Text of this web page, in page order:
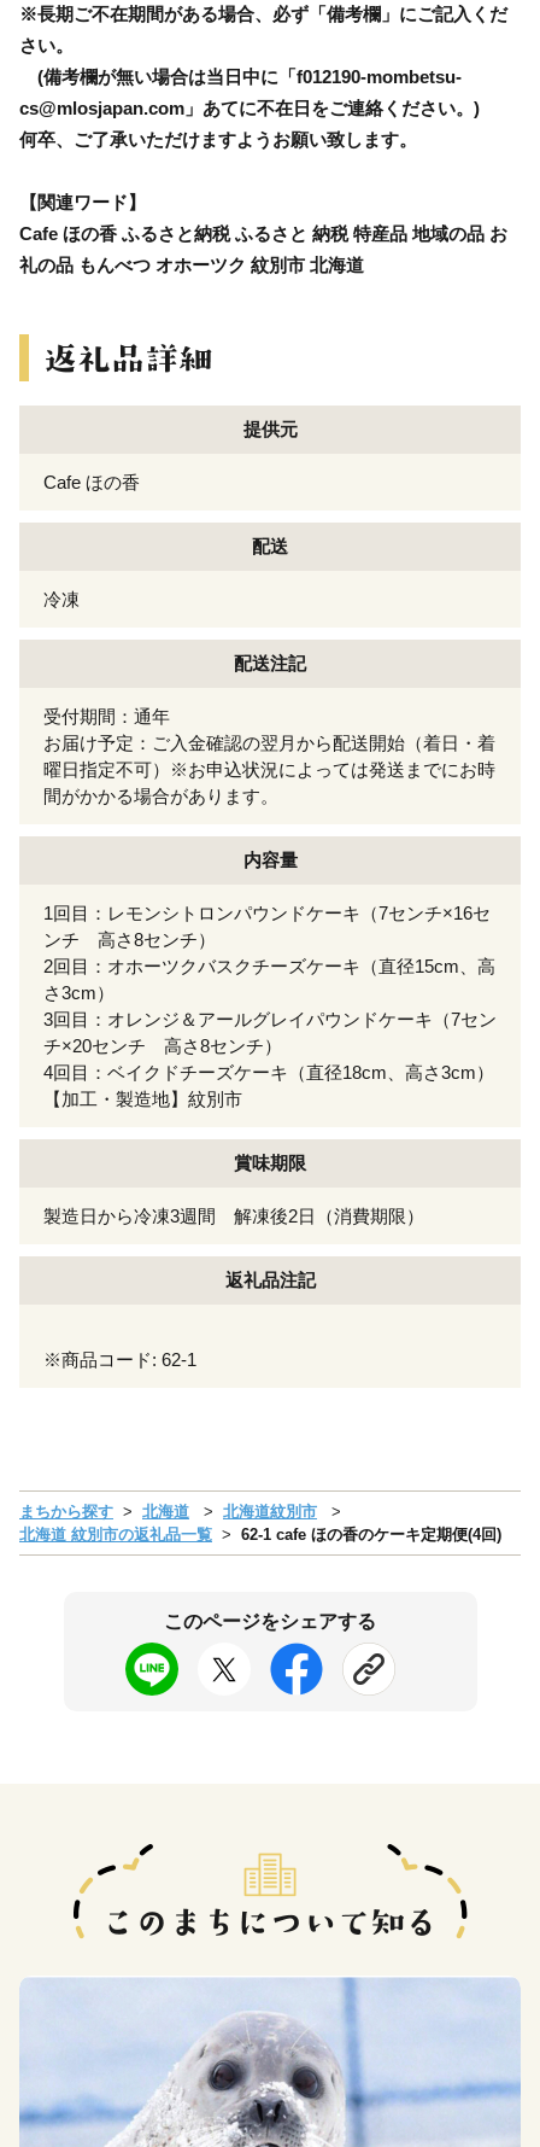
※長期ご不在期間がある場合、必ず「備考欄」にご記入くだ
さい。
(備考欄が無い場合は当日中に「f012190-mombetsu-
cs@mlosjapan.com」あてに不在日をご連絡ください。)
何卒、ご了承いただけますようお願い致します。
【関連ワード】
Cafe ほの香 ふるさと納税 ふるさと 納税 特産品 地域の品 お
礼の品 もんべつ オホーツク 紋別市 北海道
提供元
Cafe ほの香
配送
冷凍
配送注記
受付期間：通年
お届け予定：ご入金確認の翌月から配送開始（着日・着
曜日指定不可）※お申込状況によっては発送までにお時
間がかかる場合があります。
内容量
1回目：レモンシトロンパウンドケーキ（7センチ×16セ
ンチ 高さ8センチ）
2回目：オホーツクバスクチーズケーキ（直径15cm、高
さ3cm）
3回目：オレンジ＆アールグレイパウンドケーキ（7セン
チ×20センチ 高さ8センチ）
4回目：ベイクドチーズケーキ（直径18cm、高さ3cm）
【加工・製造地】紋別市
賞味期限
製造日から冷凍3週間 解凍後2日（消費期限）
返礼品注記
※商品コード: 62-1
まちから探す 北海道
北海道紋別市
北海道 紋別市の返礼品一覧
62-1 cafe ほの香のケーキ定期便(4回)
このページをシェアする